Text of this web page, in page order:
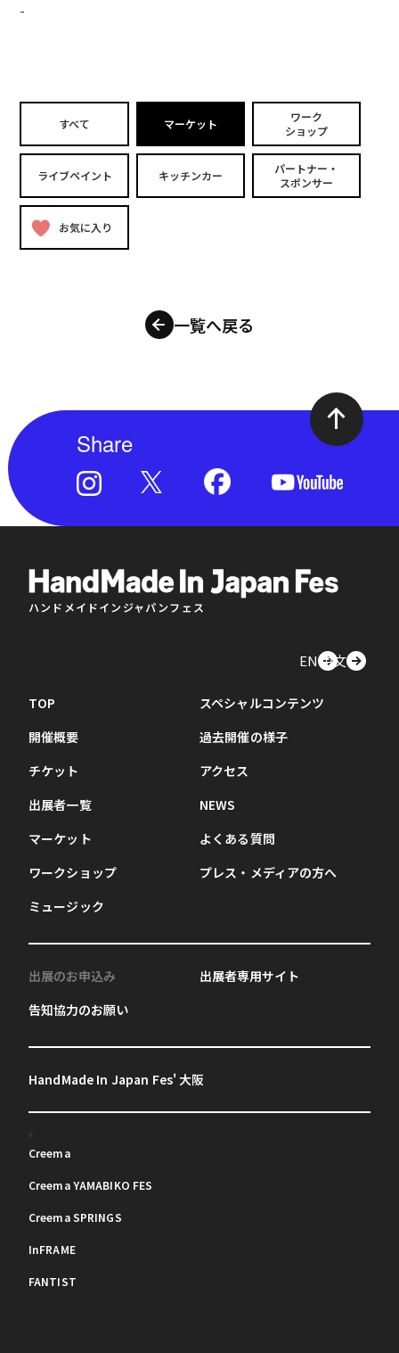
-
すべて マーケット
ワーク
ショップ
ライブペイント キッチンカー
パートナー・
スポンサー
お気に入り
一覧へ戻る
Share
ハンドメイドインジャパンフェス
EN中文
TOP
開催概要
チケット
出展者一覧
マーケット
ワークショップ
ミュージック
スペシャルコンテンツ
過去開催の様子
アクセス
NEWS
よくある質問
プレス・メディアの方へ
出展のお申込み
告知協力のお願い
出展者専用サイト
HandMade In Japan Fes' 大阪
Creema
Creema YAMABIKO FES
Creema SPRINGS
InFRAME
FANTIST